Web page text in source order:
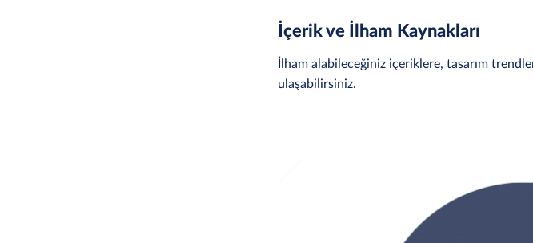
İçerik ve İlham Kaynakları
İlham alabileceğiniz içeriklere, tasarım
ulaşabilirsiniz.